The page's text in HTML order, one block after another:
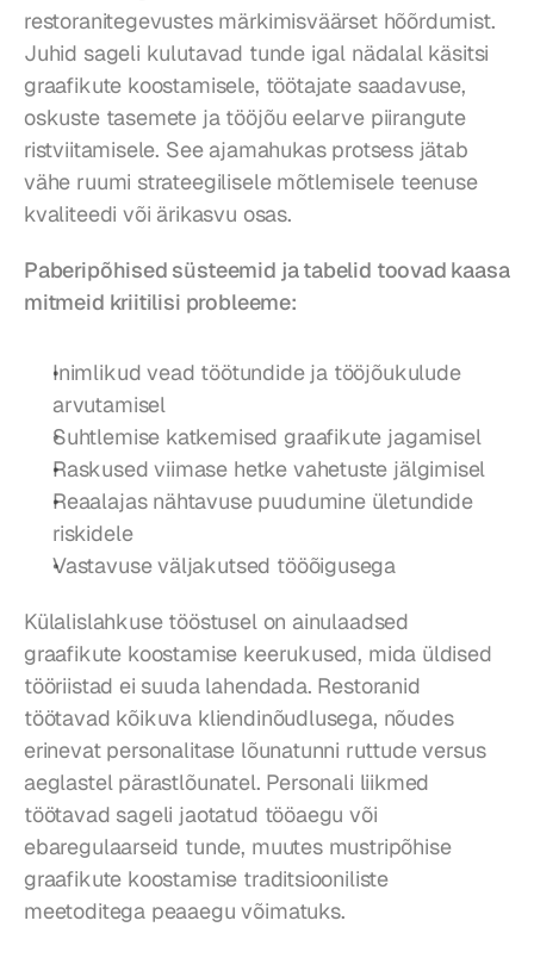
restoranitegevustes märkimisväärset hõõrdumist.
Juhid sageli kulutavad tunde igal nädalal käsitsi
graafikute koostamisele, töötajate saadavuse,
oskuste tasemete ja tööjõu eelarve piirangute
ristviitamisele. See ajamahukas protsess jätab
vähe ruumi strateegilisele mõtlemisele teenuse
kvaliteedi või ärikasvu osas.
Paberipõhised süsteemid ja tabelid toovad kaasa
mitmeid kriitilisi probleeme:
Inimlikud vead töötundide ja tööjõukulude
arvutamisel
Suhtlemise katkemised graafikute jagamisel
Raskused viimase hetke vahetuste jälgimisel
Reaalajas nähtavuse puudumine ületundide
riskidele
Vastavuse väljakutsed tööõigusega
Külalislahkuse tööstusel on ainulaadsed
graafikute koostamise keerukused, mida üldised
tööriistad ei suuda lahendada. Restoranid
töötavad kõikuva kliendinõudlusega, nõudes
erinevat personalitase lõunatunni ruttude versus
aeglastel pärastlõunatel. Personali liikmed
töötavad sageli jaotatud tööaegu või
ebaregulaarseid tunde, muutes mustripõhise
graafikute koostamise traditsiooniliste
meetoditega peaaegu võimatuks.